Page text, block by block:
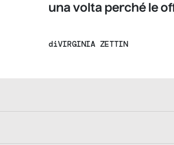
una volta perché le
diVIRGINIA ZETTIN